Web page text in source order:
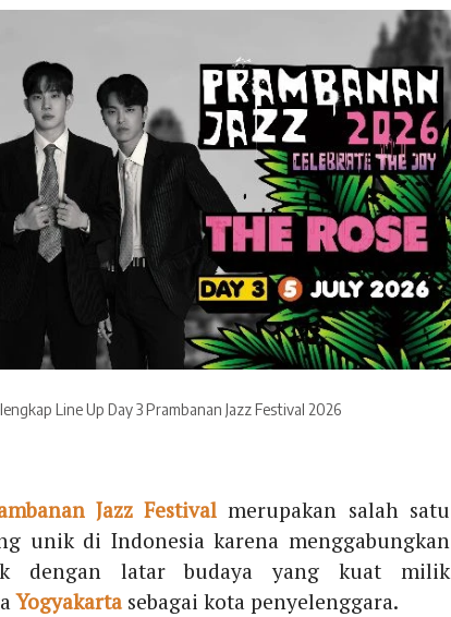
Line Up Day 3 Prambanan Jazz Festival 2026
Jazz Festival merupakan salah satu
unik di Indonesia karena menggabungkan
dengan latar budaya yang kuat milik
Yogyakarta sebagai kota penyelenggara.